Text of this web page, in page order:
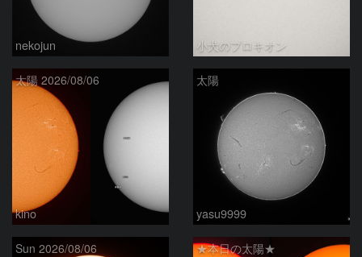
nekojun 小犬のプロキオン
太陽 2026/08/06
kino
太陽
yasu9999
Sun 2026/08/06 ★本日の太陽★